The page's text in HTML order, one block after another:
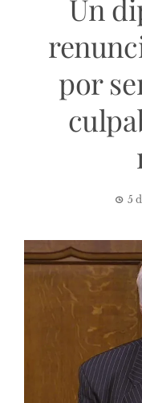
Un
por
5